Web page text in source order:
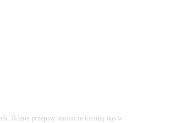
Różne przepisy sanitarne kierują nas w